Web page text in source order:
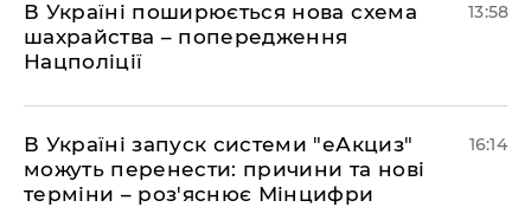
В Україні поширюється нова схема
шахрайства – попередження
Нацполіції
13:58
​В Україні запуск системи "еАкциз"
можуть перенести: причини та нові
терміни – роз'яснює Мінцифри
16:14